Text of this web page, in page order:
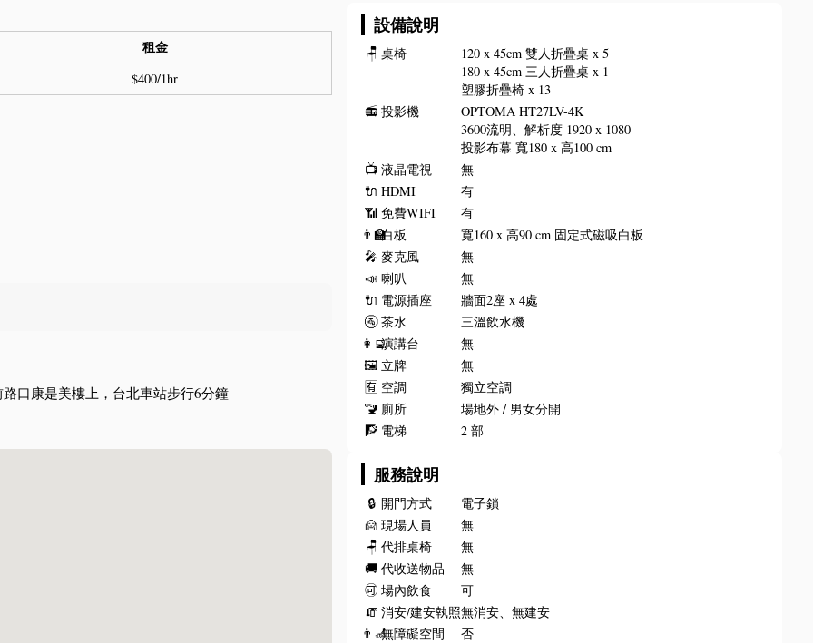
租金
$400/1hr
口康是美樓上，台北車站步行6分鐘
設備說明
🪑 桌椅
120 x 45cm 雙人折疊桌 x 5
180 x 45cm 三人折疊桌 x 1
塑膠折疊椅 x 13
📻 投影機
OPTOMA HT27LV-4K
3600流明、解析度 1920 x 1080
投影布幕 寬180 x 高100 cm
📺 液晶電視
無
🔌 HDMI
有
📶 免費WIFI
有
👨‍🏫白板
寬160 x 高90 cm 固定式磁吸白板
🎤 麥克風
無
📣 喇叭
無
🔌 電源插座
牆面2座 x 4處
🚰 茶水
三溫飲水機
👩‍💻演講台
無
🖼️ 立牌
無
🈶 空調
獨立空調
🚾 廁所
場地外 / 男女分開
🧗 電梯 2 部
服務說明
🔒 開門方式
電子鎖
🙍 現場人員
無
🪑 代排桌椅
無
🚚 代收送物品
無
🉑 場內飲食
可
🧯 消安/建安執照無消安、無建安
👨‍🦽無障礙空間
否